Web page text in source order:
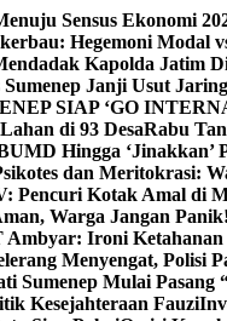
Sensus Ekonomi
Hegemoni Modal
Kapolda Jatim
Janji Usut
SIAP ‘GO
di 93 DesaRabu
Hingga ‘Jinakkan’
dan Meritokrasi:
Pencuri Kotak Amal di
Warga Jangan Panik!
Ironi Ketahanan
Menyengat, Polisi
Sumenep Mulai Pasang
Kesejahteraan Fauzi